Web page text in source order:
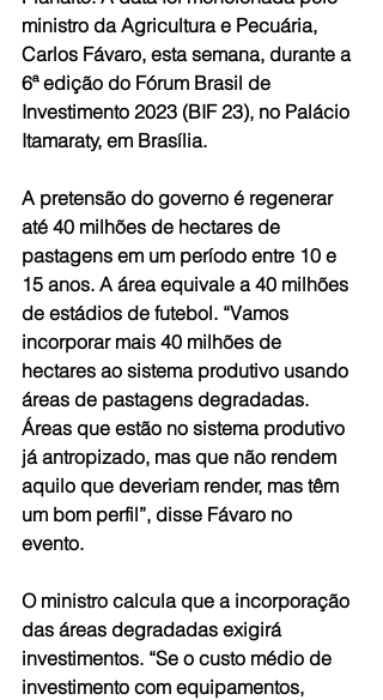
ministro da Agricultura e Pecuária,
Carlos Fávaro, esta semana, durante a
6ª edição do Fórum Brasil de
Investimento 2023 (BIF 23), no Palácio
Itamaraty, em Brasília.
A pretensão do governo é regenerar
até 40 milhões de hectares de
pastagens em um período entre 10 e
15 anos. A área equivale a 40 milhões
de estádios de futebol. “Vamos
incorporar mais 40 milhões de
hectares ao sistema produtivo usando
áreas de pastagens degradadas.
Áreas que estão no sistema produtivo
já antropizado, mas que não rendem
aquilo que deveriam render, mas têm
um bom perfil”, disse Fávaro no
evento.
O ministro calcula que a incorporação
das áreas degradadas exigirá
investimentos. “Se o custo médio de
investimento com equipamentos,